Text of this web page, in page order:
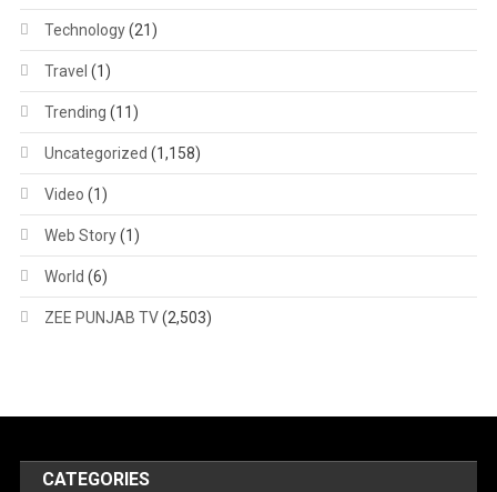
Technology(21)
Travel (1)
Trending (11)
Uncategorized (1,158)
Video (1)
Web Story(1)
World (6)
ZEE PUNJAB TV(2,503)
CATEGORIES